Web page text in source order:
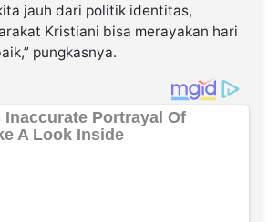
jauh dari politik identitas,
Kristiani bisa merayakan hari
pungkasnya.